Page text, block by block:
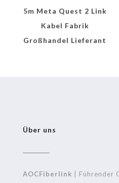
5m Meta Quest 2 Link
Kabel Fabrik
Großhandel Lieferant
Über uns
AOCFiberlink | Führender